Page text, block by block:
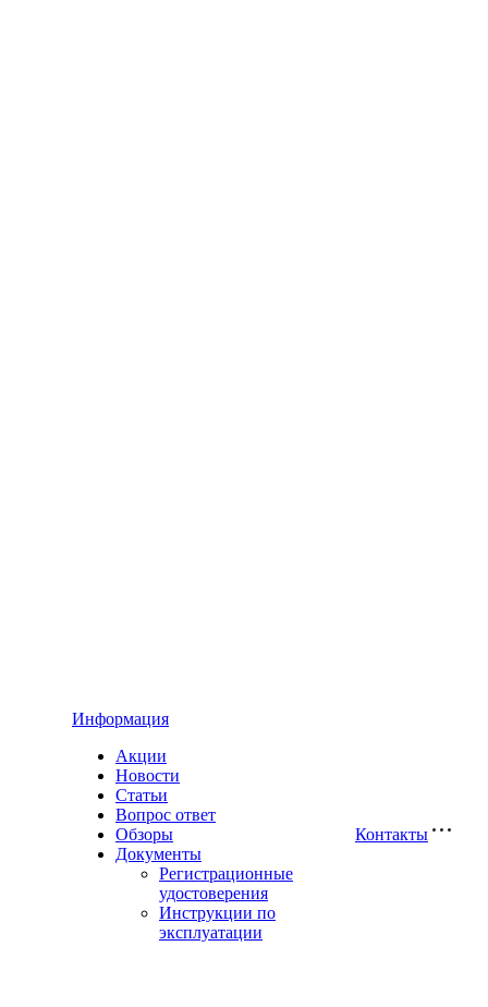
Информация
Акции
Новости
Статьи
Вопрос ответ
Обзоры
Документы
Регистрационные
удостоверения
Инструкции по
эксплуатации
Контакты